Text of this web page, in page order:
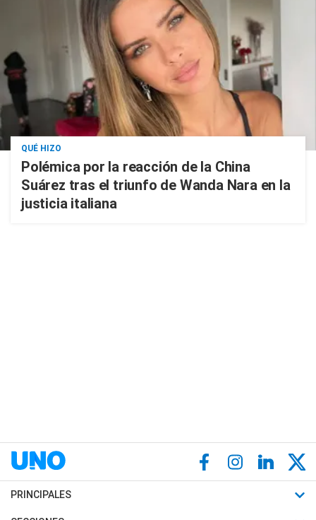
QUÉ HIZO
Polémica por la reacción de la China
Suárez tras el triunfo de Wanda Nara en la
justicia italiana
PRINCIPALES